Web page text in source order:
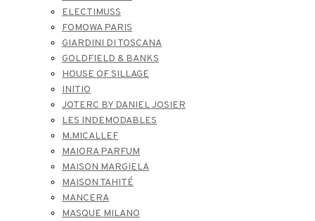
ELECTIMUSS
FOMOWA PARIS
GIARDINI DI TOSCANA
GOLDFIELD & BANKS
HOUSE OF SILLAGE
INITIO
JOTERC BY DANIEL JOSIER
LES INDEMODABLES
M.MICALLEF
MAIORA PARFUM
MAISON MARGIELA
MAISON TAHITÉ
MANCERA
MASQUE MILANO